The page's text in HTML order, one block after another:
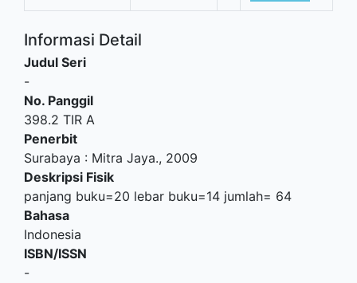
Informasi Detail
Judul Seri
-
No. Panggil
398.2 TIR A
Penerbit
Surabaya : Mitra Jaya., 2009
Deskripsi Fisik
panjang buku=20 lebar buku=14 jumlah= 64
Bahasa
Indonesia
ISBN/ISSN
-